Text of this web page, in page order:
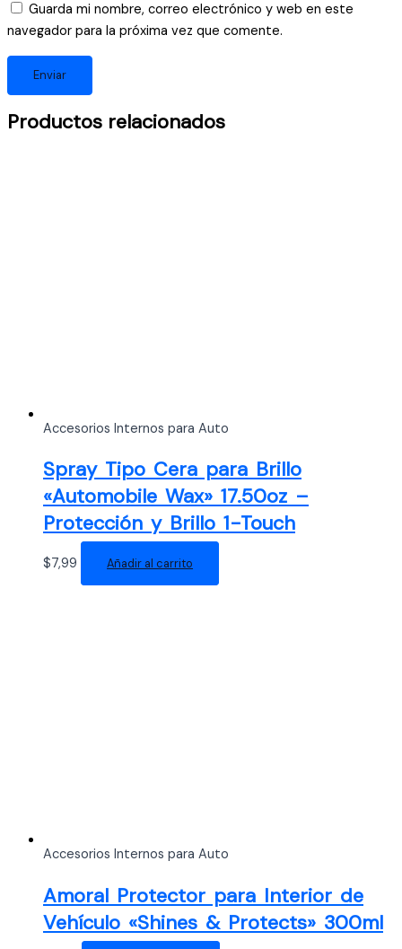
Guarda mi nombre, correo electrónico y web en este
navegador para la próxima vez que comente.
Productos relacionados
Accesorios Internos para Auto
Spray Tipo Cera para Brillo
«Automobile Wax» 17.50oz –
Protección y Brillo 1-Touch
$7,99 Añadir al carrito
Accesorios Internos para Auto
Amoral Protector para Interior de
Vehículo «Shines & Protects» 300ml